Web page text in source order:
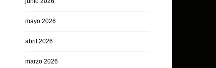
mayo 2026
abril 2026
marzo 2026